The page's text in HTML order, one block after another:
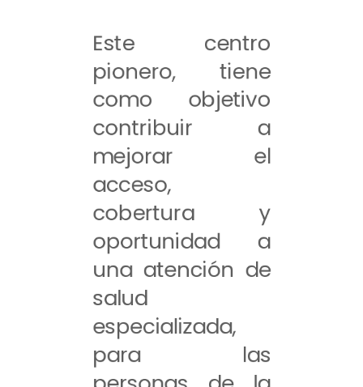
Este centro
pionero, tiene
como objetivo
contribuir a
mejorar el
acceso,
cobertura y
oportunidad a
una atención de
salud
especializada,
para las